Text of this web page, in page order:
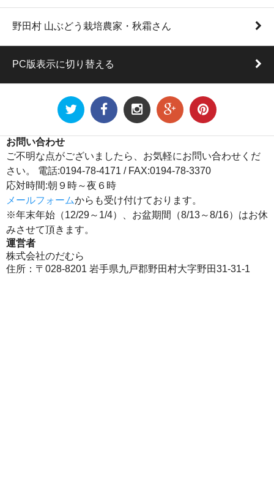
野田村 山ぶどう栽培農家・秋霜さん
PC版表示に切り替える
お問い合わせ
ご不明な点がございましたら、お気軽にお問い合わせくだ
さい。 電話:0194-78-4171 / FAX:0194-78-3370
応対時間:朝９時～夜６時
メールフォームからも受け付けております。
※年末年始（12/29～1/4）、お盆期間（8/13～8/16）はお休
みさせて頂きます。
運営者
株式会社のだむら
住所：〒028-8201 岩手県九戸郡野田村大字野田31-31-1